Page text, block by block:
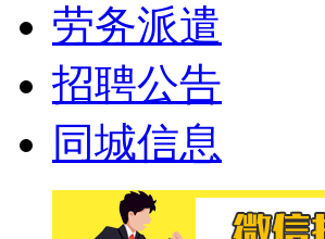
劳务派遣
招聘公告
同城信息